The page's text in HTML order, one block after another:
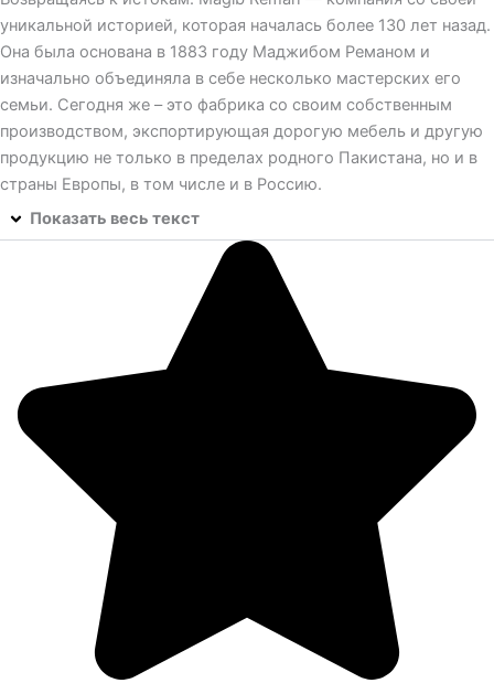
уникальной историей, которая началась более 130 лет назад.
Она была основана в 1883 году Маджибом Реманом и
изначально объединяла в себе несколько мастерских его
семьи. Сегодня же – это фабрика со своим собственным
производством, экспортирующая дорогую мебель и другую
продукцию не только в пределах родного Пакистана, но и в
страны Европы, в том числе и в Россию.
Показать весь текст